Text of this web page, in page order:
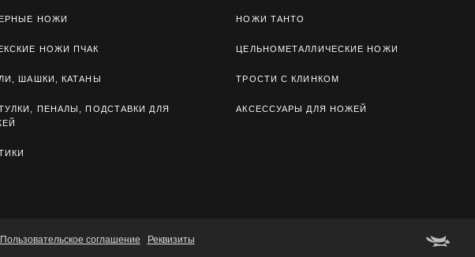
НОЖИ НОЖИ ТАНТО
НОЖИ ПЧАК ЦЕЛЬНОМЕТАЛЛИЧЕСКИЕ НОЖИ
ШАШКИ, КАТАНЫ ТРОСТИ С КЛИНКОМ
ПЕНАЛЫ, ПОДСТАВКИ ДЛЯ
АКСЕССУАРЫ ДЛЯ НОЖЕЙ
Пользовательское соглашение Реквизиты